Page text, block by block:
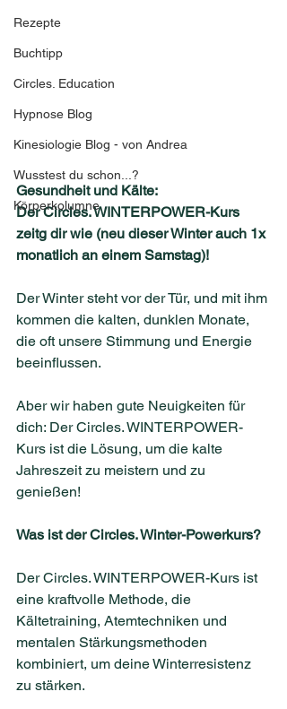
Rezepte
Buchtipp
Circles. Education
Hypnose Blog
Kinesiologie Blog - von Andrea
Wusstest du schon...?
Körperkolumne
Gesundheit und Kälte:
Der Circles. WINTERPOWER-Kurs
zeitg dir wie (neu dieser Winter auch 1x
monatlich an einem Samstag)!
Der Winter steht vor der Tür, und mit ihm
kommen die kalten, dunklen Monate,
die oft unsere Stimmung und Energie
beeinflussen.
Aber wir haben gute Neuigkeiten für
dich: Der Circles. WINTERPOWER-
Kurs ist die Lösung, um die kalte
Jahreszeit zu meistern und zu
genießen!
Was ist der Circles. Winter-Powerkurs?
Der Circles. WINTERPOWER-Kurs ist
eine kraftvolle Methode, die
Kältetraining, Atemtechniken und
mentalen Stärkungsmethoden
kombiniert, um deine Winterresistenz
zu stärken.